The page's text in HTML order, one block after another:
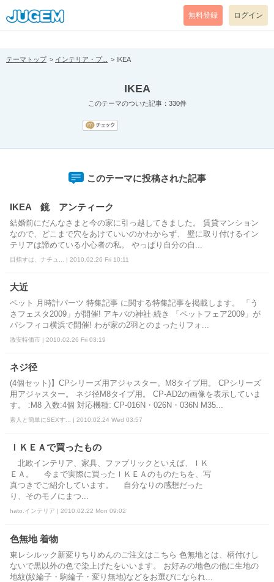
[pear_error: message="Success" code=0 mode=return level=notice
prefix="" info=""]
無料登録 ログイン
テーマトップ インテリア・プ... IKEA
IKEA
このテーマのついた記事：330件
このテーマに投稿された記事
IKEA 鏡 アンティーク
結婚前にだんなさまと今の家に引っ越してきました。 賃貸マンション
なので、どこまで穴をあけていいのかわからず、 壁に取り付けるイン
テリアは諦めている小心者の私。 やっぱり自分の自...
目指すは、ナチュ... | 2010.02.26 Fri 10:11
大近
ペット 月時計パーツ 特集記事 に関する特集記事を掲載します。 「う
さフェスタ2009」が開催! アキバの神社 続き 「ペットフェア2009」が
パシフィコ横浜で開催! わが家の2羽とのまったりフォ...
激安特価市 | 2010.02.26 Fri 03:19
ネジ径
(4個セット)】CPシリーズ用アジャスター。M8タイプ用。 CPシリーズ
用アジャスター。 ネジ径M8タイプ用。 CP-AD2の画像を表示していま
す。 :M8 入数:4個 対応機種: CP-016N・026N・036N M35...
素人と簡単にSEXす... | 2010.02.24 Wed 03:57
ＩＫＥＡで買ったもの
北欧インテリア、家具、ファブリックといえば、ＩＫ
ＥＡ。 今まで実際に買ったＩＫＥＡのものたちを、写
真つきでご紹介しています。 自分なりの感想だった
り、そのモノにまつ...
hato.インテリア | 2010.02.22 Mon 09:02
色無地 着物
東レシルック新変りちりめんのご注文はこちら 色無地とは、柄付けし
ないで黒以外の色で染上げたをいいます。 お好みの地色の他に生地の
地紋(紋綸子・駒綸子・変り無地)などをお選びになられ...